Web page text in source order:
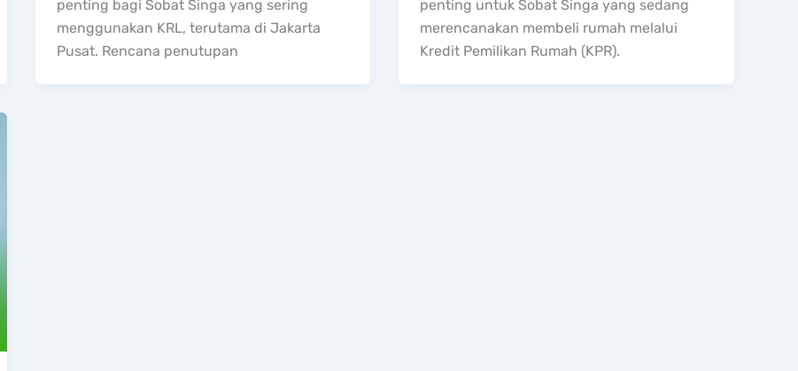
penting bagi Sobat Singa yang sering
menggunakan KRL, terutama di Jakarta
Pusat. Rencana penutupan
penting untuk Sobat Singa yang sedang
merencanakan membeli rumah melalui
Kredit Pemilikan Rumah (KPR).